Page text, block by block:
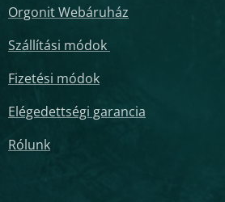
Orgonit Webáruház
Szállítási módok
Fizetési módok
Elégedettségi garancia
Rólunk